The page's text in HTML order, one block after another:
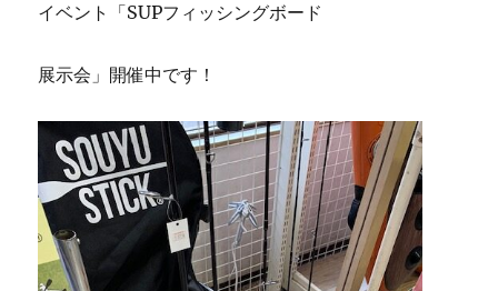
イベント「SUPフィッシングボード
展示会」開催中です！